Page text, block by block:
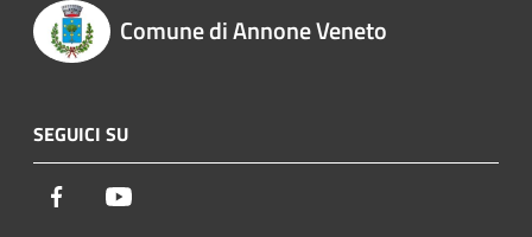
Comune di Annone Veneto
SEGUICI SU
Facebook